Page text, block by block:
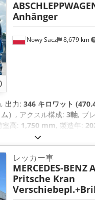
ド、牽引力12474kg、マ
に延長可能）、各種アク
常に良い状態）、最高 速
いドライブを持っていま
当に素晴らしいドライブ
の価格です。- 私の車はす
テスガーデンまで、いろ
台以上の車を見ることが
ラー、ウニモグ、GMC
。- そしてTUVでさえも。
きないでしょう？- 0049
S Adex Al Iea
Nowy Sacz 8,679 km
Anhänger
, 出力: 346 キロワット
） , アクスル構成: 3軸, ブ
室高: 1,750 mm, 製造年:
レッカー車
MERCEDES-BENZ
Pritsche Kran